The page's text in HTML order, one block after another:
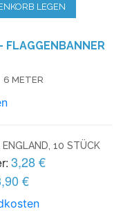
LEGEN
FLAGGENBANNER
6 METER
ENGLAND, 10 STÜCK
3,28 €
€